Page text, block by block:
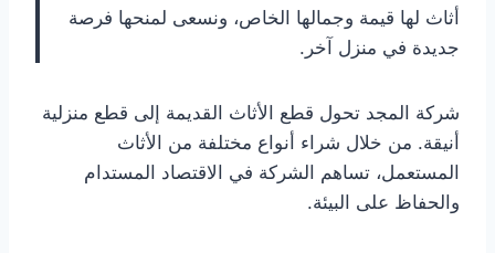
أثاث لها قيمة وجمالها الخاص، ونسعى لمنحها فرصة
جديدة في منزل آخر.
شركة المجد تحول قطع الأثاث القديمة إلى قطع منزلية
أنيقة. من خلال شراء أنواع مختلفة من الأثاث
المستعمل، تساهم الشركة في الاقتصاد المستدام
والحفاظ على البيئة.